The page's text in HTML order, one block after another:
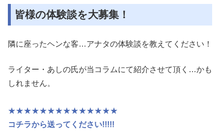
皆様の体験談を大募集！
隣に座ったヘンな客…アナタの体験談を教えてください！
ライター・あしの氏が当コラムにて紹介させて頂く…かも
しれません。
★★★★★★★★★★★★★★
コチラから送ってください!!!!!